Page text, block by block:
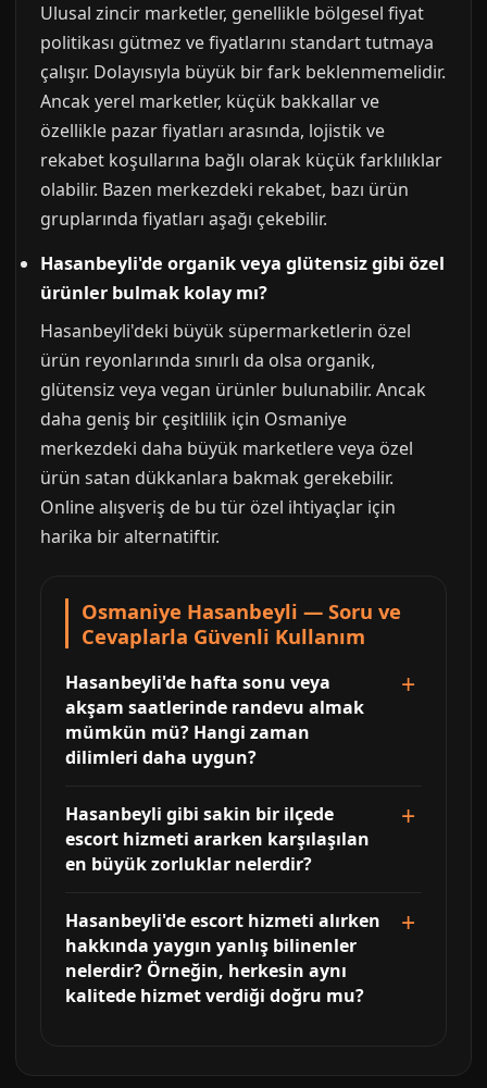
Ulusal zincir marketler, genellikle bölgesel fiyat
politikası gütmez ve fiyatlarını standart tutmaya
çalışır. Dolayısıyla büyük bir fark beklenmemelidir.
Ancak yerel marketler, küçük bakkallar ve
özellikle pazar fiyatları arasında, lojistik ve
rekabet koşullarına bağlı olarak küçük farklılıklar
olabilir. Bazen merkezdeki rekabet, bazı ürün
gruplarında fiyatları aşağı çekebilir.
Hasanbeyli'de organik veya glütensiz gibi özel
ürünler bulmak kolay mı?
Hasanbeyli'deki büyük süpermarketlerin özel
ürün reyonlarında sınırlı da olsa organik,
glütensiz veya vegan ürünler bulunabilir. Ancak
daha geniş bir çeşitlilik için Osmaniye
merkezdeki daha büyük marketlere veya özel
ürün satan dükkanlara bakmak gerekebilir.
Online alışveriş de bu tür özel ihtiyaçlar için
harika bir alternatiftir.
Osmaniye Hasanbeyli — Soru ve
Cevaplarla Güvenli Kullanım
Hasanbeyli'de hafta sonu veya
akşam saatlerinde randevu almak
mümkün mü? Hangi zaman
dilimleri daha uygun?
Hasanbeyli gibi sakin bir ilçede
escort hizmeti ararken karşılaşılan
en büyük zorluklar nelerdir?
Hasanbeyli'de escort hizmeti alırken
hakkında yaygın yanlış bilinenler
nelerdir? Örneğin, herkesin aynı
kalitede hizmet verdiği doğru mu?